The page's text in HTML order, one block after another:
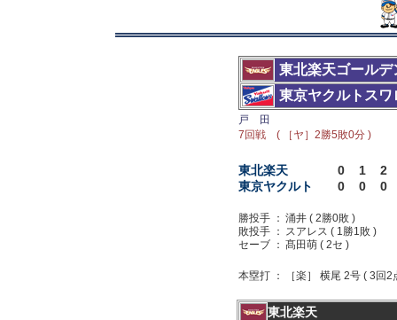
東北楽天ゴールデ
東京ヤクルトスワ
戸 田
7回戦 ( ［ヤ］2勝5敗0分 )
東北楽天 0 1
2
東京ヤクルト
0 0 0
勝投手 ： 涌井 ( 2勝0敗 )
敗投手 ： スアレス ( 1勝1敗 )
セーブ ： 髙田萌 ( 2セ )
本塁打 ： ［楽］ 横尾 2号 ( 3回
東北楽天